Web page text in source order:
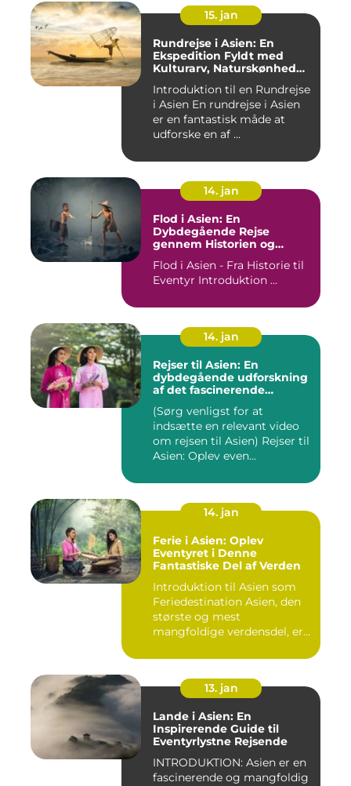
15. jan
Rundrejse i Asien: En
Ekspedition Fyldt med
Kulturarv, Naturskønhed
Introduktion til en Rundrejse
i Asien En rundrejse i Asien
er en fantastisk måde at
udforske en af ...
14. jan
Flod i Asien: En
Dybdegående Rejse
gennem Historien og
Flod i Asien - Fra Historie til
Eventyr Introduktion ...
14. jan
Rejser til Asien: En
dybdegående udforskning
af det fascinerende
(Sørg venligst for at
indsætte en relevant video
om rejsen til Asien) Rejser til
Asien: Oplev even...
14. jan
Ferie i Asien: Oplev
Eventyret i Denne
Fantastiske Del af Verden
Introduktion til Asien som
Feriedestination Asien, den
største og mest
mangfoldige verdensdel, er
13. jan
Lande i Asien: En
Inspirerende Guide til
Eventyrlystne Rejsende
INTRODUKTION: Asien er en
fascinerende og mangfoldig